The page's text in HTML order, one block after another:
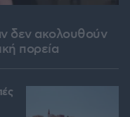
δεν ακολουθούν
πορεία